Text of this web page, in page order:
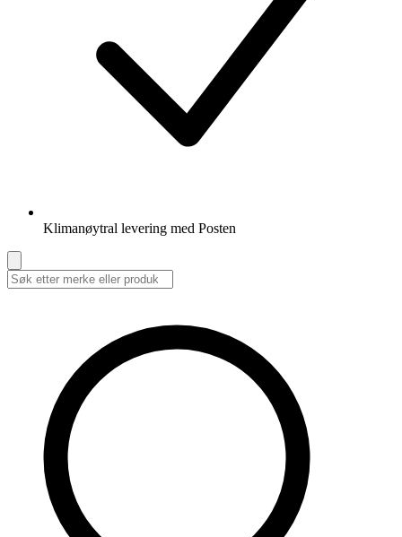
Klimanøytral levering med Posten